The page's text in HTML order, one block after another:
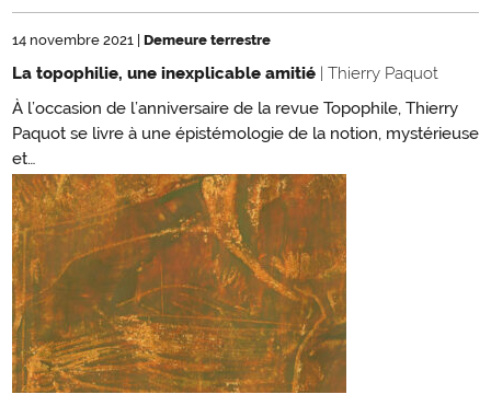
14 novembre 2021 Demeure terrestre
La topophilie, une inexplicable amitié | Thierry Paquot
À l’occasion de l’anniversaire de la revue Topophile, Thierry
Paquot se livre à une épistémologie de la notion, mystérieuse
et…